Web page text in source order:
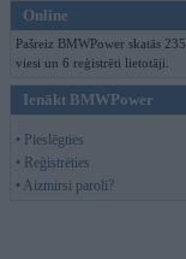
Online
Pašreiz BMWPower skatās 235
viesi un 6 reģistrēti lietotāji.
Ienākt BMWPower
• Pieslēgties
• Reģistrēties
• Aizmirsi paroli?